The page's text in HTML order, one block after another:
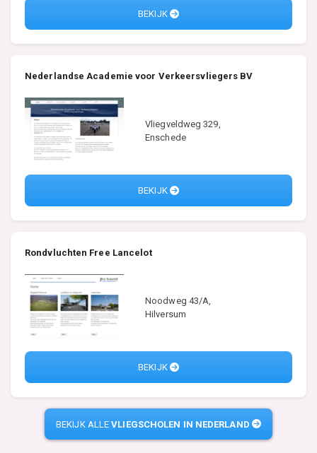
BEKIJK
Nederlandse Academie voor Verkeersvliegers BV
Vliegveldweg 329,
Enschede
BEKIJK
Rondvluchten Free Lancelot
Noodweg 43/A,
Hilversum
BEKIJK
BEKIJK ALLEVLIEGSCHOLEN IN NEDERLAND